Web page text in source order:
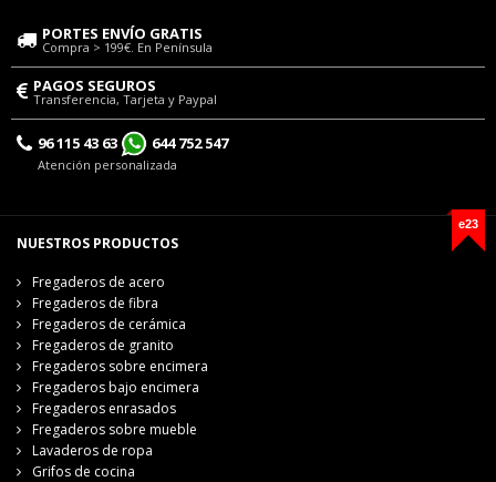
PORTES ENVÍO GRATIS
Compra > 199€. En Península
PAGOS SEGUROS
Transferencia, Tarjeta y Paypal
96 115 43 63 644 752 547
Atención personalizada
e23
NUESTROS PRODUCTOS
Fregaderos de acero
Fregaderos de fibra
Fregaderos de cerámica
Fregaderos de granito
Fregaderos sobre encimera
Fregaderos bajo encimera
Fregaderos enrasados
Fregaderos sobre mueble
Lavaderos de ropa
Grifos de cocina